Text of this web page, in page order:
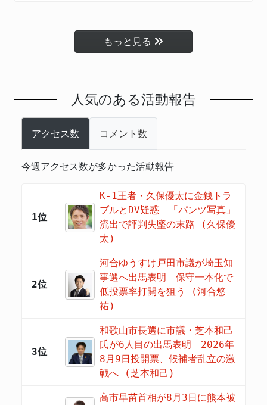
もっと見る
人気のある活動報告
アクセス数 コメント数
今週アクセス数が多かった活動報告
1位
K-1王者・久保優太に金銭トラ
ブルとDV疑惑 「パンツ写真」
流出で評判失墜の末路 (久保優
太)
2位
河合ゆうすけ戸田市議が埼玉知
事選へ出馬表明 保守一本化で
低投票率打開を狙う (河合悠
祐)
3位
和歌山市長選に市議・芝本和己
氏が6人目の出馬表明 2026年
8月9日投開票、候補者乱立の激
戦へ (芝本和己)
高市早苗首相が8月3日に熊本被